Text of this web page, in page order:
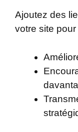
Ajoutez des
votre site pour